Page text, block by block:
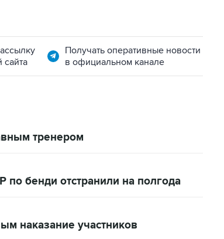
сайта
Получать оперативные новости
в официальном канале
тренером
по бенди отстранили на полгода
наказание участников